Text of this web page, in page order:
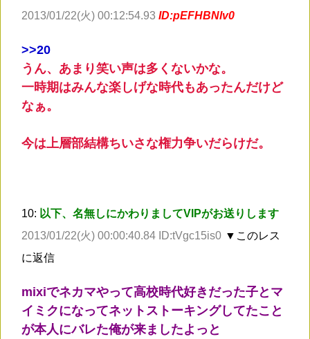
2013/01/22(火) 00:12:54.93 ID:pEFHBNlv0
>>20
うん、あまり笑い声は多くないかな。
一時期はみんな楽しげな時代もあったんだけど
なぁ。
今は上層部結構ちいさな権力争いだらけだ。
10: 以下、名無しにかわりましてVIPがお送りします
2013/01/22(火) 00:00:40.84 ID:tVgc15is0 ▼このレス
に返信
mixiでネカマやって高校時代好きだった子とマ
イミクになってネットストーキングしてたこと
が本人にバレた俺が来ましたよっと